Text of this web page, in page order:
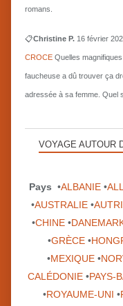
romans.
📋Christine P. 16 février
CROCE Quelles
faucheuse a dû trouver ça
adressée à sa femme. Quel
VOYAGE AUTOUR
Pays •ALBANIE•
•AUSTRALIE•
•CHINE •
•GRÈCE•
•MEXIQUE •
CALÉDONIE •PAYS-
•ROYAUME-UNI •